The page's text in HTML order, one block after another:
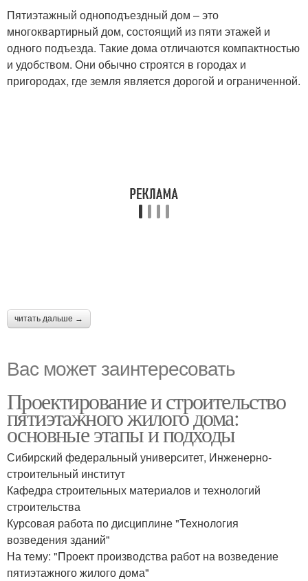
Пятиэтажный одноподъездный дом – это
многоквартирный дом, состоящий из пяти этажей и
одного подъезда. Такие дома отличаются компактностью
и удобством. Они обычно строятся в городах и
пригородах, где земля является дорогой и ограниченной.
читать дальше →
Вас может заинтересовать
Проектирование и строительство
пятиэтажного жилого дома:
основные этапы и подходы
Сибирский федеральный университет, Инженерно-
строительный институт
Кафедра строительных материалов и технологий
строительства
Курсовая работа по дисциплине "Технология
возведения зданий"
На тему: "Проект производства работ на возведение
пятиэтажного жилого дома"